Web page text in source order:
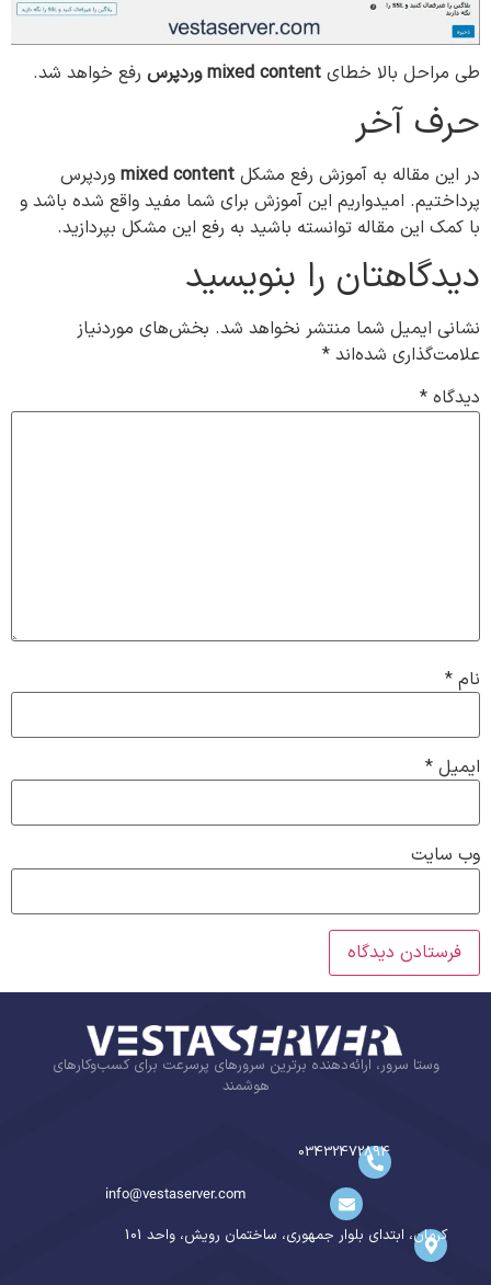
طی مراحل بالا خطای mixed content وردپرس رفع خواهد شد.
حرف آخر
در این مقاله به آموزش رفع مشکل mixed content وردپرس
پرداختیم. امیدواریم این آموزش برای شما مفید واقع شده باشد و
با کمک این مقاله توانسته باشید به رفع این مشکل بپردازید.
دیدگاهتان را بنویسید
نشانی ایمیل شما منتشر نخواهد شد. بخش‌های موردنیاز
علامت‌گذاری شده‌اند *
دیدگاه *
نام *
ایمیل *
وب‌ سایت
وستا سرور، ارائه‌دهنده برترین سرورهای پرسرعت برای کسب‌وکارهای
هوشمند
03432472894
info@vestaserver.com
کرمان، ابتدای بلوار جمهوری، ساختمان رویش، واحد 101